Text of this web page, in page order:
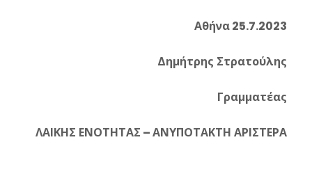
Αθήνα 25.7.2023
Δημήτρης Στρατούλης
Γραμματέας
ΛΑΙΚΗΣ ΕΝΟΤΗΤΑΣ –ΑΝΥΠΟΤΑΚΤΗ ΑΡΙΣΤΕΡΑ